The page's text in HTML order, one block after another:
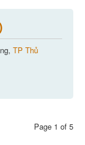
TP Thủ
Page 1 of 5